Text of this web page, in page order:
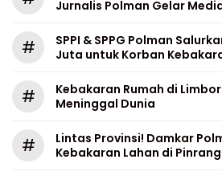
Jurnalis Polman Gelar
#
SPPI & SPPG Polman
Juta untuk Korban
#
Kebakaran Rumah di
Meninggal Dunia
#
Lintas Provinsi! Damkar
Kebakaran Lahan di Pinrang